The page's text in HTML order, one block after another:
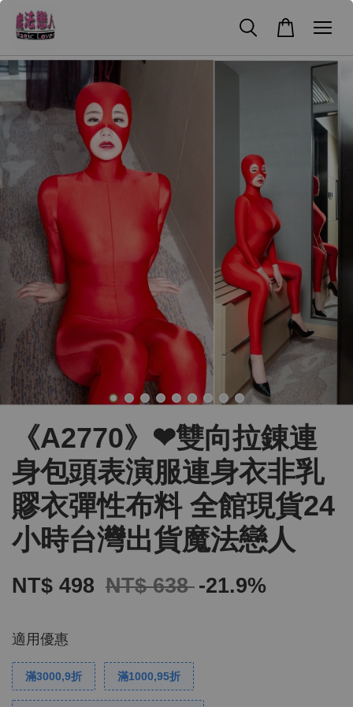
《A2770》❤雙向拉錬連
身包頭表演服連身衣非乳
賿衣彈性布料 全館現貨24
小時台灣出貨魔法戀人
NT$ 498 NT$ 638 -21.9%
適用優惠
滿3000,9折 滿1000,95折